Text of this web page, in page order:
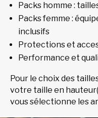
Packs homme :
Packs femme :
inclusifs
Protections et
Performance et
Pour le choix des
votre taille en
vous sélectionne les